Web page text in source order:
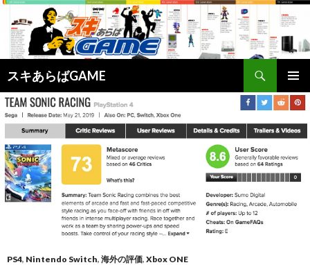
スキあらばGAME
索
メインメ
ニュー
ン
テ
ン
ツ
へ
ス
PS4, Nintendo Switch, 海外の評価, Xbox ONE